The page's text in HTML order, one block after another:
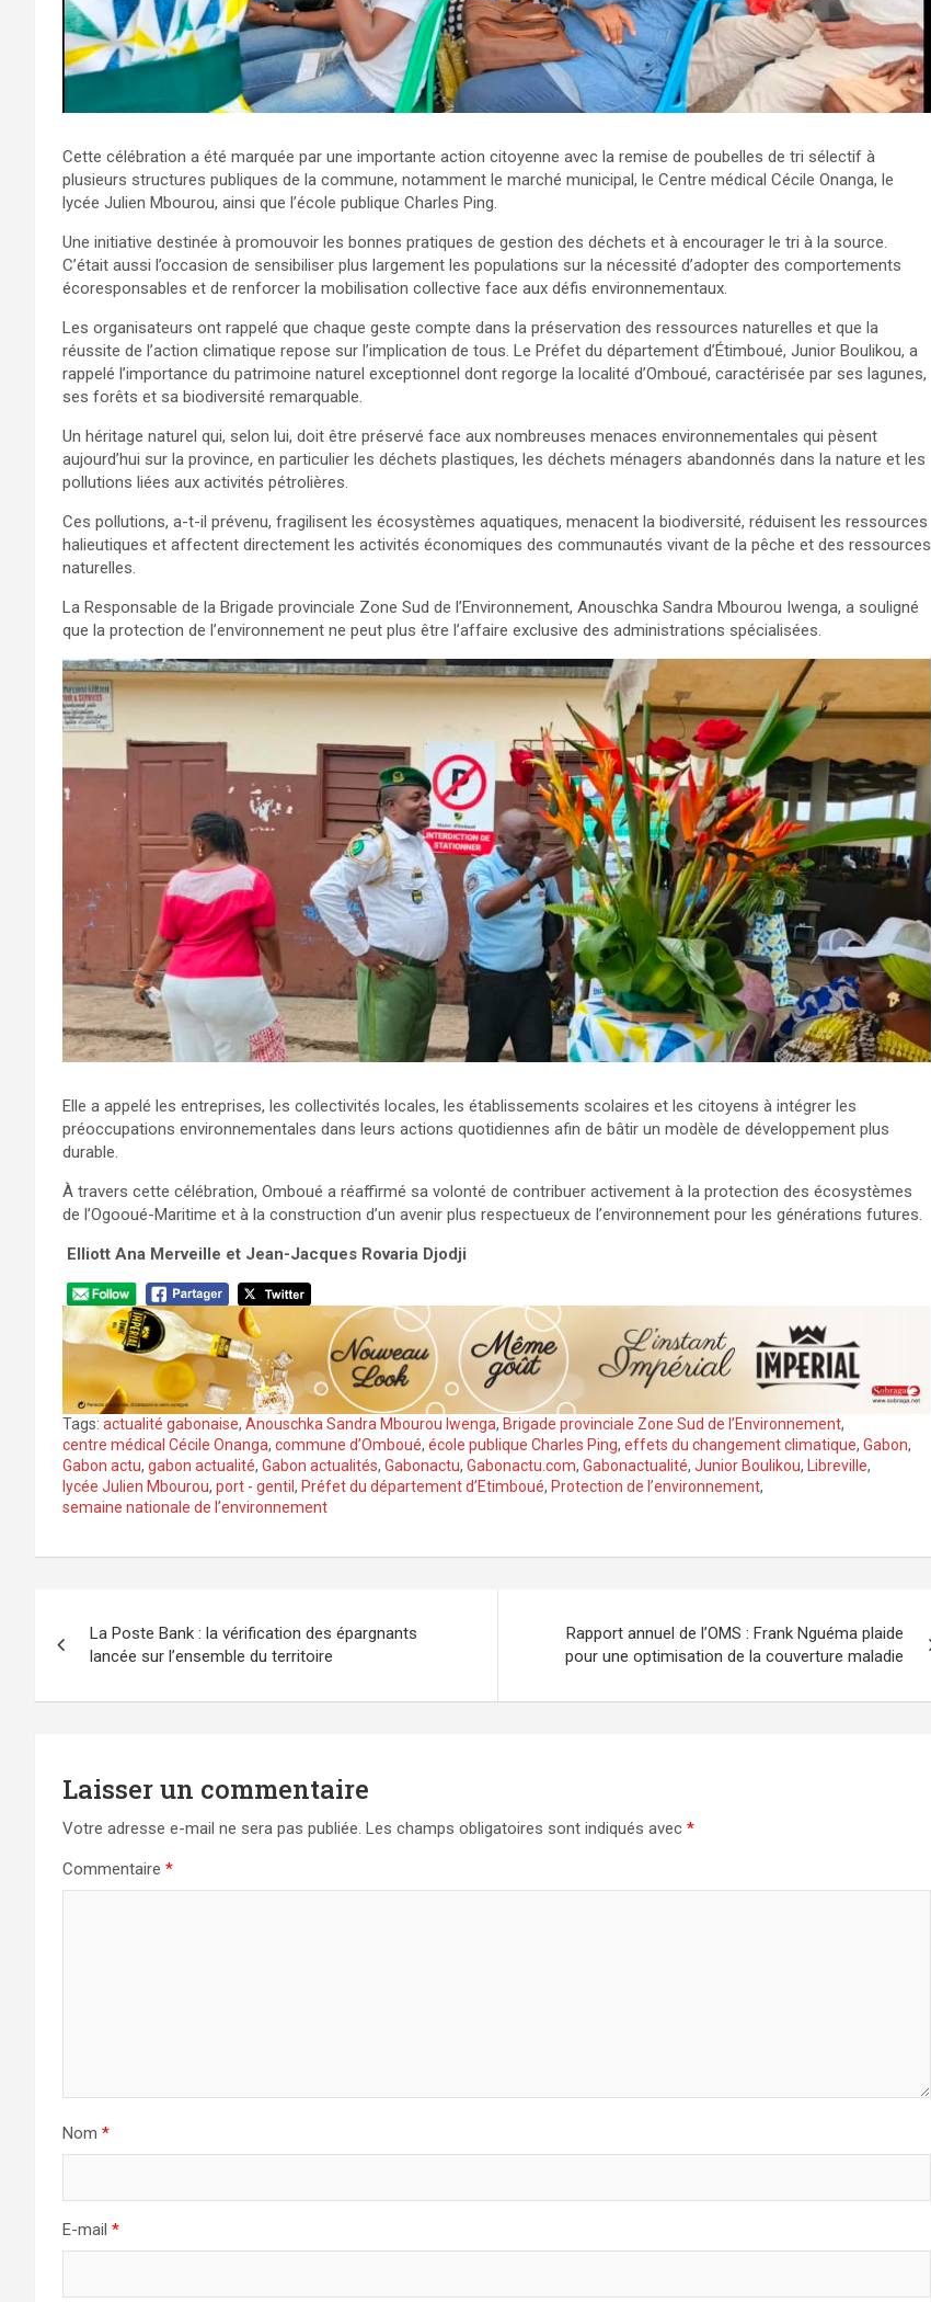
Cette célébration a été marquée par une importante action citoyenne avec la remise de poubelles de tri sélectif à
plusieurs structures publiques de la commune, notamment le marché municipal, le Centre médical Cécile Onanga, le
lycée Julien Mbourou, ainsi que l’école publique Charles Ping.
Une initiative destinée à promouvoir les bonnes pratiques de gestion des déchets et à encourager le tri à la source.
C’était aussi l’occasion de sensibiliser plus largement les populations sur la nécessité d’adopter des comportements
écoresponsables et de renforcer la mobilisation collective face aux défis environnementaux.
Les organisateurs ont rappelé que chaque geste compte dans la préservation des ressources naturelles et que la
réussite de l’action climatique repose sur l’implication de tous. Le Préfet du département d’Étimboué, Junior Boulikou, a
rappelé l’importance du patrimoine naturel exceptionnel dont regorge la localité d’Omboué, caractérisée par ses lagunes,
ses forêts et sa biodiversité remarquable.
Un héritage naturel qui, selon lui, doit être préservé face aux nombreuses menaces environnementales qui pèsent
aujourd’hui sur la province, en particulier les déchets plastiques, les déchets ménagers abandonnés dans la nature et les
pollutions liées aux activités pétrolières.
Ces pollutions, a-t-il prévenu, fragilisent les écosystèmes aquatiques, menacent la biodiversité, réduisent les ressources
halieutiques et affectent directement les activités économiques des communautés vivant de la pêche et des ressources
naturelles.
La Responsable de la Brigade provinciale Zone Sud de l’Environnement, Anouschka Sandra Mbourou Iwenga, a souligné
que la protection de l’environnement ne peut plus être l’affaire exclusive des administrations spécialisées.
Elle a appelé les entreprises, les collectivités locales, les établissements scolaires et les citoyens à intégrer les
préoccupations environnementales dans leurs actions quotidiennes afin de bâtir un modèle de développement plus
durable.
À travers cette célébration, Omboué a réaffirmé sa volonté de contribuer activement à la protection des écosystèmes
de l’Ogooué-Maritime et à la construction d’un avenir plus respectueux de l’environnement pour les générations futures.
Elliott Ana Merveille et Jean-Jacques Rovaria Djodji
Tags: actualité gabonaise, Anouschka Sandra Mbourou Iwenga, Brigade provinciale Zone Sud de l’Environnement,
centre médical Cécile Onanga, commune d’Omboué, école publique Charles Ping, effets du changement climatique, Gabon,
Gabon actu, gabon actualité, Gabon actualités, Gabonactu, Gabonactu.com, Gabonactualité, Junior Boulikou, Libreville,
lycée Julien Mbourou, port - gentil , Préfet du département d’Etimboué, Protection de l’environnement,
semaine nationale de l’environnement
de
l’article
La Poste Bank : la vérification des épargnants
lancée sur l’ensemble du territoire
Rapport annuel de l’OMS : Frank Nguéma plaide
pour une optimisation de la couverture maladie
Laisser un commentaire
Votre adresse e-mail ne sera pas publiée. Les champs obligatoires sont indiqués avec *
Commentaire *
Nom *
E-mail *